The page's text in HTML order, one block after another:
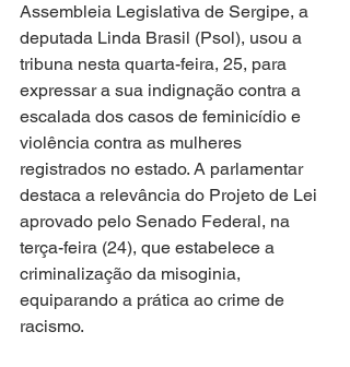
Assembleia Legislativa de Sergipe, a
deputada Linda Brasil (Psol), usou a
tribuna nesta quarta-feira, 25, para
expressar a sua indignação contra a
escalada dos casos de feminicídio e
violência contra as mulheres
registrados no estado. A parlamentar
destaca a relevância do Projeto de Lei
aprovado pelo Senado Federal, na
terça-feira (24), que estabelece a
criminalização da misoginia,
equiparando a prática ao crime de
racismo.